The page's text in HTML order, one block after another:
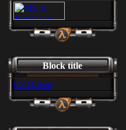
Block title
CS Плеер